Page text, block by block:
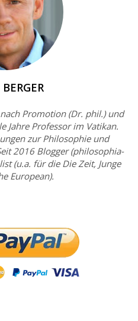
Promotion (Dr. phil.) und
Jahre Professor im Vatikan.
zur Philosophie und
2016 Blogger (philosophia-
(u.a. für die Die Zeit, Junge
European).